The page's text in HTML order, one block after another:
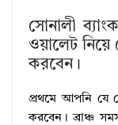
সোনালী
ওয়ালেট
করবেন।
প্রথমে আপনি যে
করবেন। ব্রাঞ্চ